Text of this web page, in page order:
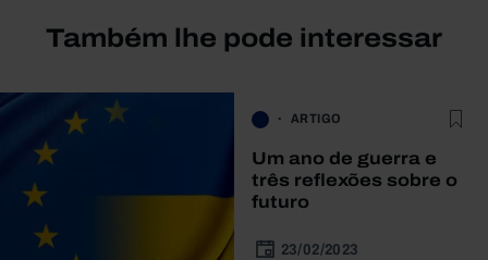
Também lhe pode interessar
ARTIGO
Um ano de guerra e
três reflexões sobre o
futuro
23/02/2023